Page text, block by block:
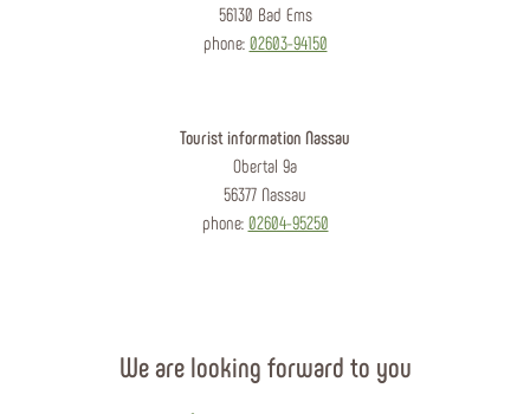
56130 Bad Ems
phone: 02603-94150
Tourist information Nassau
Obertal 9a
56377 Nassau
phone: 02604-95250
We are looking forward to you